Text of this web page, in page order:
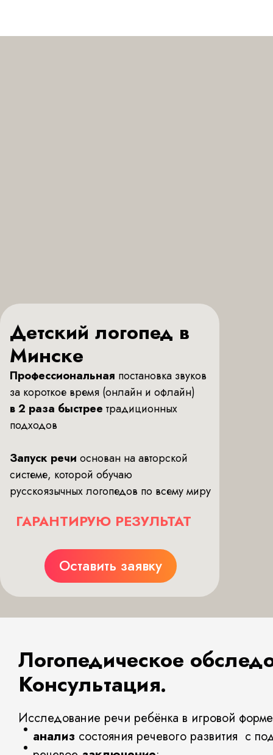
Оставить заявку
ГАРАНТИРУЮ РЕЗУЛЬТАТ
Профессиональная постановка звуков
за короткое время (онлайн и офлайн)
в 2 раза быстрее традиционных
подходов
Запуск речи основан на авторской
системе, которой обучаю
русскоязычных логопедов по всему миру
Детский логопед в
Минске
Логопедическое
Консультация.
Исследование речи ребёнка в игровой
анализ состояния речевого развития с